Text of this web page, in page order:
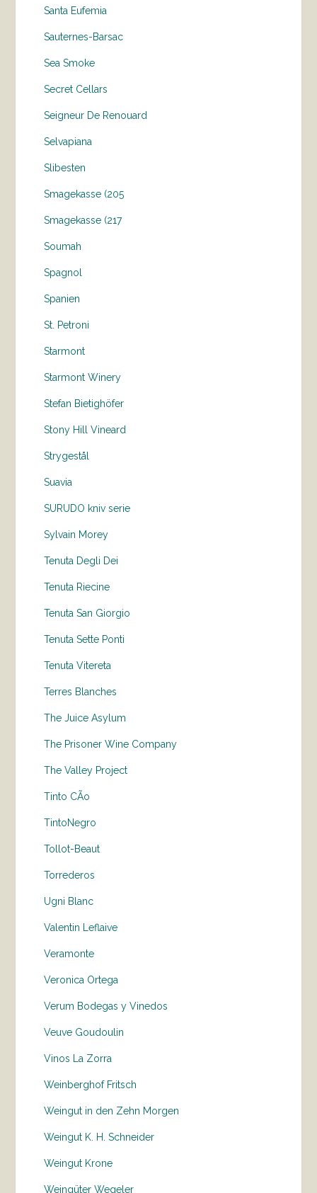
Santa Eufemia
Sauternes-Barsac
Sea Smoke
Secret Cellars
Seigneur De Renouard
Selvapiana
Slibesten
Smagekasse (205
Smagekasse (217
Soumah
Spagnol
Spanien
St. Petroni
Starmont
Starmont Winery
Stefan Bietighöfer
Stony Hill Vineard
Strygestål
Suavia
SURUDO kniv serie
Sylvain Morey
Tenuta Degli Dei
Tenuta Riecine
Tenuta San Giorgio
Tenuta Sette Ponti
Tenuta Vitereta
Terres Blanches
The Juice Asylum
The Prisoner Wine Company
The Valley Project
Tinto CÃo
TintoNegro
Tollot-Beaut
Torrederos
Ugni Blanc
Valentin Leflaive
Veramonte
Veronica Ortega
Verum Bodegas y Vinedos
Veuve Goudoulin
Vinos La Zorra
Weinberghof Fritsch
Weingut in den Zehn Morgen
Weingut K. H. Schneider
Weingut Krone
Weingüter Wegeler